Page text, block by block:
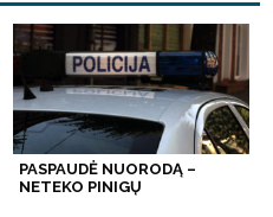
PASPAUDĖ NUORODĄ –
NETEKO PINIGŲ